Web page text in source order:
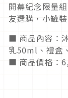
開幕紀念限量
友選購，小罐
■ 商品內容：
乳50ml、禮盒
■ 商品價格：